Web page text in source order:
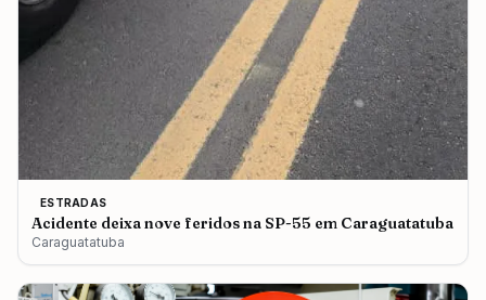
ESTRADAS
Acidente deixa nove feridos na SP-55 em Caraguatatuba
Caraguatatuba